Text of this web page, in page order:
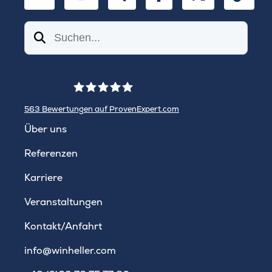
Suchen
563 Bewertungen auf ProvenExpert.com
Über uns
Referenzen
Karriere
Veranstaltungen
Kontakt/Anfahrt
info@winheller.com